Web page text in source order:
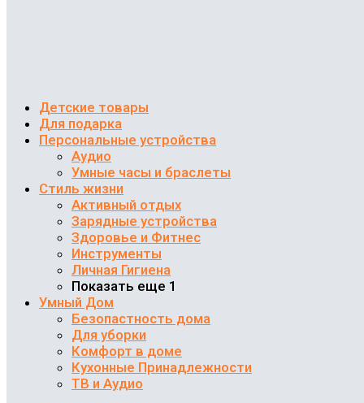
Детские товары
Для подарка
Персональные устройства
Аудио
Умные часы и браслеты
Стиль жизни
Активный отдых
Зарядные устройства
Здоровье и Фитнес
Инструменты
Личная Гигиена
Показать еще 1
Умный Дом
Безопастность дома
Для уборки
Комфорт в доме
Кухонные Принадлежности
ТВ и Аудио